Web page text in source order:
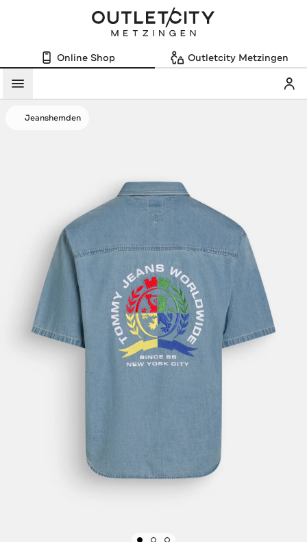
Online Shop Outletcity Metzingen
Menü
Jeanshemden